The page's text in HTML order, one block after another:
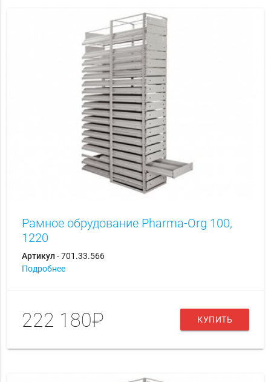
Рамное обрудование Pharma-Org 100,
1220
Артикул- 701.33.566
Подробнее
222 180₽ КУПИТЬ